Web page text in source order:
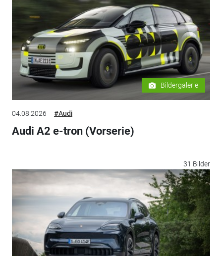
Bildergalerie
04.08.2026 #Audi
Audi A2 e-tron (Vorserie)
31 Bilder